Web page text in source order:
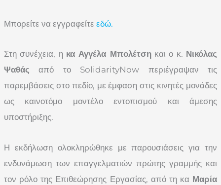
Μπορείτε να εγγραφείτε εδώ.
Στη συνέχεια, η κα Αγγέλα Μπολέτσηκαι ο κ. Νικόλας
Ψαθάς από το SolidarityNow περιέγραψαν τις
παρεμβάσεις στο πεδίο, με έμφαση στις κινητές μονάδες
ως καινοτόμο μοντέλο εντοπισμού και άμεσης
υποστήριξης.
Η εκδήλωση ολοκληρώθηκε με παρουσιάσεις για την
ενδυνάμωση των επαγγελματιών πρώτης γραμμής και
τον ρόλο της Επιθεώρησης Εργασίας, από τη κα Μαρία